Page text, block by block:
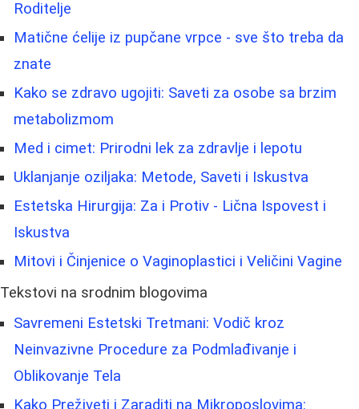
Roditelje
Matične ćelije iz pupčane vrpce - sve što treba da
znate
Kako se zdravo ugojiti: Saveti za osobe sa brzim
metabolizmom
Med i cimet: Prirodni lek za zdravlje i lepotu
Uklanjanje oziljaka: Metode, Saveti i Iskustva
Estetska Hirurgija: Za i Protiv - Lična Ispovest i
Iskustva
Mitovi i Činjenice o Vaginoplastici i Veličini Vagine
Tekstovi na srodnim blogovima
Savremeni Estetski Tretmani: Vodič kroz
Neinvazivne Procedure za Podmlađivanje i
Oblikovanje Tela
Kako Preživeti i Zaraditi na Mikroposlovima: